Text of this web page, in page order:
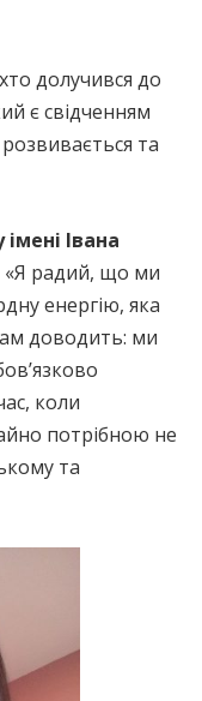
долучився до
є свідченням
та
Івана
«Я радий, що ми
енергію, яка
доводить: ми
коли
потрібною не
та